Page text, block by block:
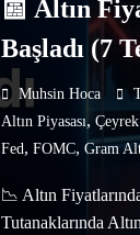
📰 Altın
Başladı (7
Muhsin Hoca
Altın Piyasası,
Fed , FOMC, Gram
📉 Altın
Tutanaklarında